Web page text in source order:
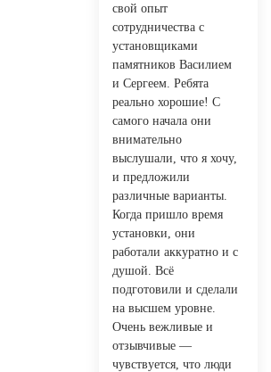
свой опыт
сотрудничества с
установщиками
памятников Василием
и Сергеем. Ребята
реально хорошие! С
самого начала они
внимательно
выслушали, что я хочу,
и предложили
различные варианты.
Когда пришло время
установки, они
работали аккуратно и с
душой. Всё
подготовили и сделали
на высшем уровне.
Очень вежливые и
отзывчивые —
чувствуется, что люди